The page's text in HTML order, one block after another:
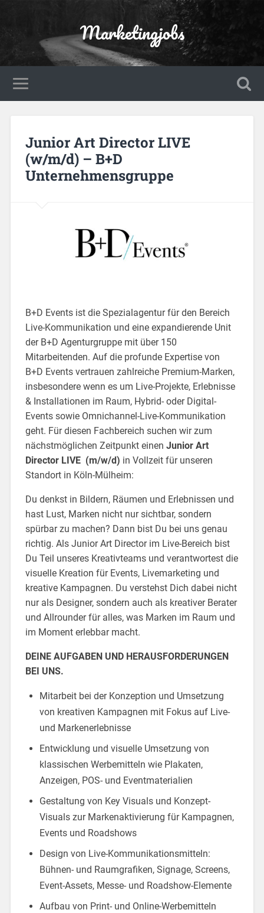
Marketingjobs
Junior Art Director LIVE
(w/m/d) – B+D
Unternehmensgruppe
B+D Events ist die Spezialagentur für den Bereich
Live-Kommunikation und eine expandierende Unit
der B+D Agenturgruppe mit über 150
Mitarbeitenden. Auf die profunde Expertise von
B+D Events vertrauen zahlreiche Premium-Marken,
insbesondere wenn es um Live-Projekte, Erlebnisse
& Installationen im Raum, Hybrid- oder Digital-
Events sowie Omnichannel-Live-Kommunikation
geht. Für diesen Fachbereich suchen wir zum
nächstmöglichen Zeitpunkt einen Junior Art
Director LIVE (m/w/d) in Vollzeit für unseren
Standort in Köln-Mülheim:
Du denkst in Bildern, Räumen und Erlebnissen und
hast Lust, Marken nicht nur sichtbar, sondern
spürbar zu machen? Dann bist Du bei uns genau
richtig. Als Junior Art Director im Live-Bereich bist
Du Teil unseres Kreativteams und verantwortest die
visuelle Kreation für Events, Livemarketing und
kreative Kampagnen. Du verstehst Dich dabei nicht
nur als Designer, sondern auch als kreativer Berater
und Allrounder für alles, was Marken im Raum und
im Moment erlebbar macht.
DEINE AUFGABEN UND HERAUSFORDERUNGEN
BEI UNS.
Mitarbeit bei der Konzeption und Umsetzung
von kreativen Kampagnen mit Fokus auf Live-
und Markenerlebnisse
Entwicklung und visuelle Umsetzung von
klassischen Werbemitteln wie Plakaten,
Anzeigen, POS- und Eventmaterialien
Gestaltung von Key Visuals und Konzept-
Visuals zur Markenaktivierung für Kampagnen,
Events und Roadshows
Design von Live-Kommunikationsmitteln:
Bühnen- und Raumgrafiken, Signage, Screens,
Event-Assets, Messe- und Roadshow-Elemente
Aufbau von Print- und Online-Werbemitteln